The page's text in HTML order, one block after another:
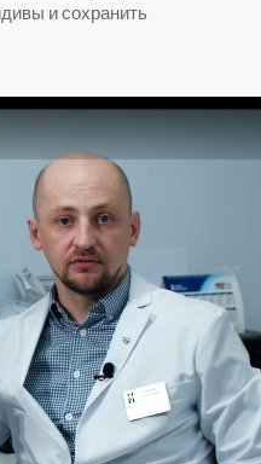
и сохранить